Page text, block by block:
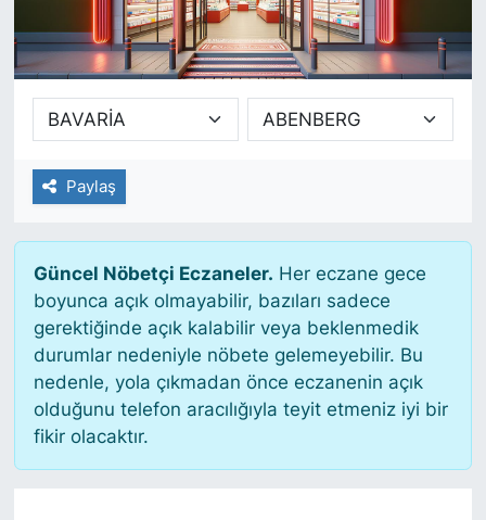
Paylaş
Güncel Nöbetçi Eczaneler. Her eczane gece
boyunca açık olmayabilir, bazıları sadece
gerektiğinde açık kalabilir veya beklenmedik
durumlar nedeniyle nöbete gelemeyebilir. Bu
nedenle, yola çıkmadan önce eczanenin açık
olduğunu telefon aracılığıyla teyit etmeniz iyi bir
fikir olacaktır.
SİYASET
SAĞLIK